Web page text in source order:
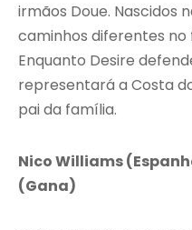
irmãos Doue. Nascidos
caminhos diferentes no
Enquanto Desire
representará a Costa
pai da família.
Nico Williams
(Gana)